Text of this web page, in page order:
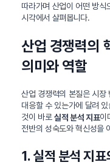
따라가며 산업이 어떤 방식
시각에서 살펴봅니다.
산업 경쟁력의
의미와 역할
산업 경쟁력의 본질은 시장
대응할 수 있는가에 달려
것이 바로실적 분석 지표이
전반의 성숙도와 혁신성을
1. 실적 분석 지